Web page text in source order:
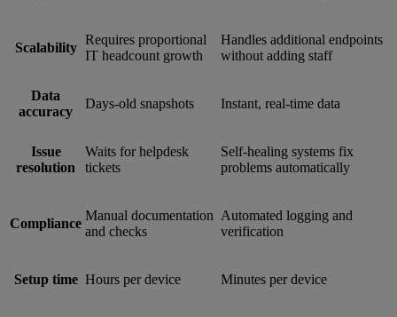
Scalability
Requires proportional
IT headcount growth
Handles additional endpoints
without adding staff
Data
accuracy
Days-old snapshots Instant, real-time data
Issue
resolution
Waits for helpdesk
tickets
Self-healing systems fix
problems automatically
Compliance
Manual documentation
and checks
Automated logging and
verification
Setup time Hours per device Minutes per device